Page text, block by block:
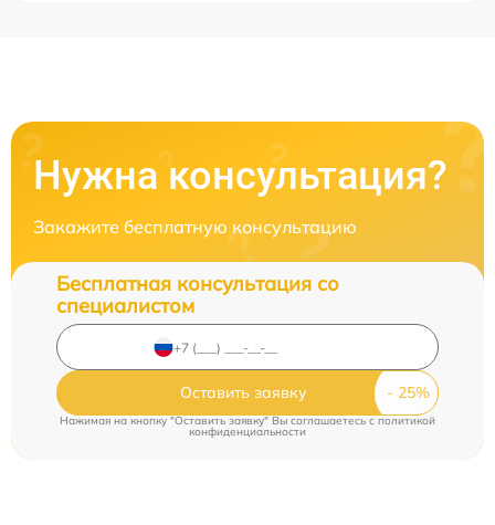
Нужна консультация?
Закажите бесплатную консультацию
Бесплатная консультация со
специалистом
Оставить заявку
Нажимая на кнопку "Оставить заявку" Вы соглашаетесь cполитикой
конфиденциальности